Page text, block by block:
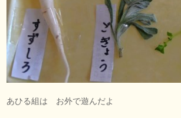
あひる組は お外で遊んだよ